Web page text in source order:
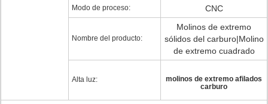
Modo de proceso: CNC
Nombre del producto:
Molinos de extremo
sólidos del carburo|Molino
de extremo cuadrado
Alta luz:
molinos de extremo afilados
carburo